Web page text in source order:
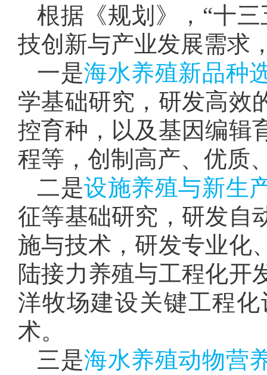
根据《规划》，“十
技创新与产业发展需求
一是海水养殖新品种
学基础研究，研发高效
控育种，以及基因编辑
程等，创制高产、优质
二是设施养殖与新生
征等基础研究，研发自
施与技术，研发专业化
陆接力养殖与工程化开
洋牧场建设关键工程
术。
三是海水养殖动物营